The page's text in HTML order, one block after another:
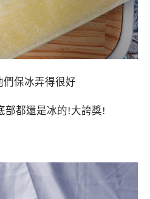
們保冰弄得很好
部都還是冰的!大誇獎!